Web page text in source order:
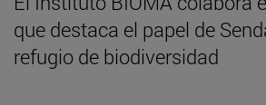
que destaca el papel de
refugio de biodiversidad